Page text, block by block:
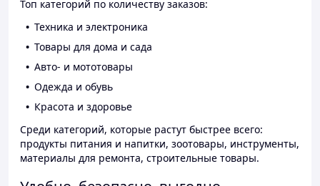
Топ категорий по количеству заказов:
Техника и электроника
Товары для дома и сада
Авто- и мототовары
Одежда и обувь
Красота и здоровье
Среди категорий, которые растут быстрее всего:
продукты питания и напитки, зоотовары, инструменты,
материалы для ремонта, строительные товары.